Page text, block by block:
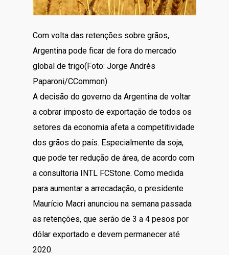
Com volta das retenções sobre grãos,
Argentina pode ficar de fora do mercado
global de trigo(Foto: Jorge Andrés
Paparoni/CCommon)
A decisão do governo da Argentina de voltar
a cobrar imposto de exportação de todos os
setores da economia afeta a competitividade
dos grãos do país. Especialmente da soja,
que pode ter redução de área, de acordo com
a consultoria INTL FCStone. Como medida
para aumentar a arrecadação, o presidente
Maurício Macri anunciou na semana passada
as retenções, que serão de 3 a 4 pesos por
dólar exportado e devem permanecer até
2020.